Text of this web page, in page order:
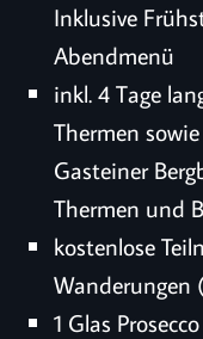
Inklusive
Abendmenü
inkl. 4 Tage
Thermen
Gasteiner
Thermen und
kostenlose
Wanderungen
1 Glas